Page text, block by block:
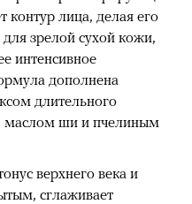
контур лица, делая его
зрелой сухой кожи,
интенсивное
дополнена
длительного
маслом ши и пчелиным
верхнего века и
сглаживает